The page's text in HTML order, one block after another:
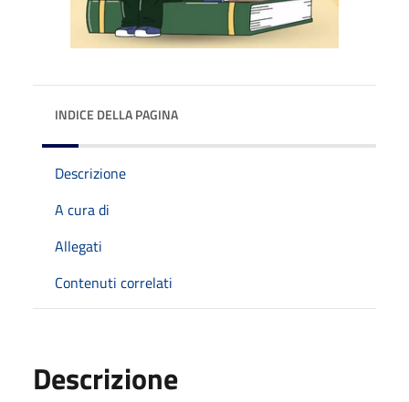
INDICE DELLA PAGINA
Descrizione
A cura di
Allegati
Contenuti correlati
Descrizione